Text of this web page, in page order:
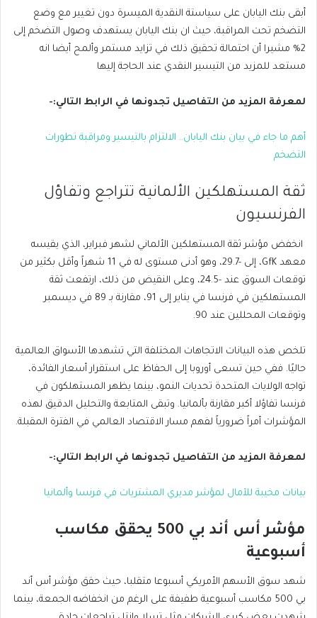
أبقى بنك اليابان على سياستة النقدية الميسرة دون تغيير مع وضع
التضخم تحت المراقبة، حيث ان بنك اليابان يستهدف وصول التضخم إلى
2% مشيرا أن احتمالة تحقيق ذلك في تزايد مستمر وألمح أيضا انه
مستعد للمزيد من التيسير النقدي عند الحاجة إليها
لمعرفة المزيد من التفاصيل تجدونها في الرابط التالي:-
أهم ما جاء في بيان بنك اليابان.. الالتزام بالتيسير ومراقبة تطورات
التضخم
ثقة المستهلكين الألمانية تتراجع وتفاؤل
الفرنسيون
انخفض مؤشر ثقة المستهلكين الألماني لشهر فبراير، الذي يقيسه
معهد GfK، إلى -29.7، وهو أدنى مستوى له في 11 شهراً وأقل بكثير من
توقعات السوق عند -24.5، وعلى النقيض من ذلك، ارتفعت ثقة
المستهلكين في فرنسا في يناير إلى 91، مقارنة بـ 89 في ديسمبر
وتوقعات المحللين عند 90.
تلخص هذه البيانات الاتجاهات المختلفة التي تشهدها الأسواق العالمية
حاليًا. ففي حين تسعى أوروبا إلى الحفاظ على استقرار أسعار الفائدة،
تواجه الولايات المتحدة تحديات النمو، بينما يظهر المستهلكون في
فرنسا تفاؤلا أكبر مقارنة بألمانيا. وتبقى المتابعة والتحليل الدقيق لهذه
المؤشرات أمراً ضرورياً لفهم مسار الاقتصاد العالمي في الفترة المقبلة.
لمعرفة المزيد من التفاصيل تجدونها في الرابط التالي:-
بيانات مخيبة للآمال لمؤشر مديري المشتريات في فرنسا وألمانيا
مؤشر أس أند بي 500 يحقق مكاسب
أسبوعية
شهد سوق الأسهم الأمريكي أسبوعا متقلبا، حيث حقق مؤشر أس أند
بي 500 مكاسب أسبوعية طفيفة على الرغم من انخفاضه الجمعة، بينما